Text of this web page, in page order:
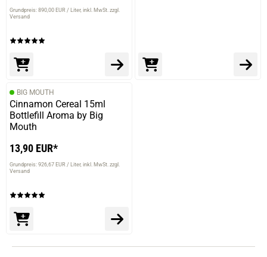
Grundpreis: 890,00 EUR / Liter inkl. MwSt. zzgl.
Versand
BIG MOUTH
Cinnamon Cereal 15ml
Bottlefill Aroma by Big
Mouth
13,90 EUR*
Grundpreis: 926,67 EUR / Liter inkl. MwSt. zzgl.
Versand